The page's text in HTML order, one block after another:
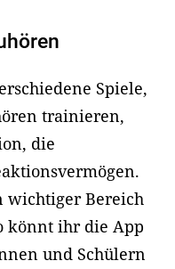
Spiele,
trainieren,
die
wichtiger Bereich
könnt ihr die App
und Schülern